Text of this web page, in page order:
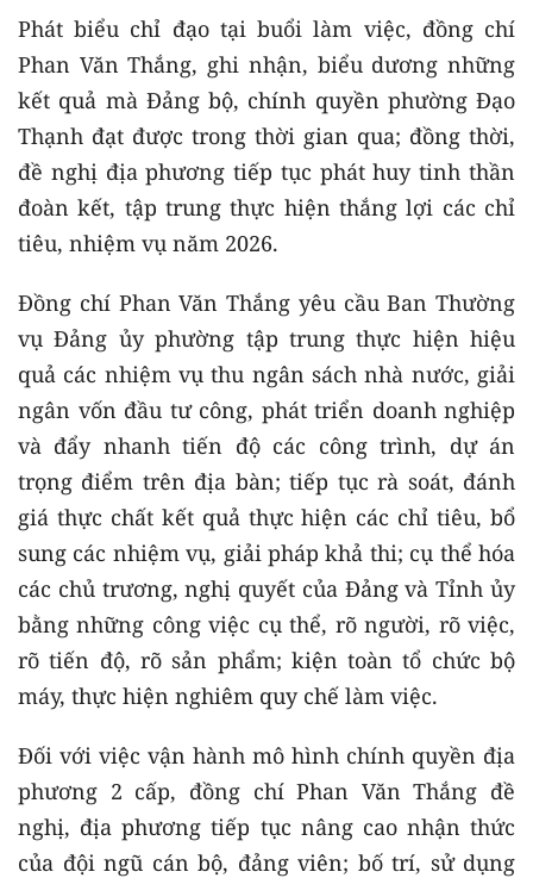
Phát biểu chỉ đạo tại buổi làm việc, đồng chí
Phan Văn Thắng, ghi nhận, biểu dương những
kết quả mà Đảng bộ, chính quyền phường Đạo
Thạnh đạt được trong thời gian qua; đồng thời,
đề nghị địa phương tiếp tục phát huy tinh thần
đoàn kết, tập trung thực hiện thắng lợi các chỉ
tiêu, nhiệm vụ năm 2026.
Đồng chí Phan Văn Thắng yêu cầu Ban Thường
vụ Đảng ủy phường tập trung thực hiện hiệu
quả các nhiệm vụ thu ngân sách nhà nước, giải
ngân vốn đầu tư công, phát triển doanh nghiệp
và đẩy nhanh tiến độ các công trình, dự án
trọng điểm trên địa bàn; tiếp tục rà soát, đánh
giá thực chất kết quả thực hiện các chỉ tiêu, bổ
sung các nhiệm vụ, giải pháp khả thi; cụ thể hóa
các chủ trương, nghị quyết của Đảng và Tỉnh ủy
bằng những công việc cụ thể, rõ người, rõ việc,
rõ tiến độ, rõ sản phẩm; kiện toàn tổ chức bộ
máy, thực hiện nghiêm quy chế làm việc.
Đối với việc vận hành mô hình chính quyền địa
phương 2 cấp, đồng chí Phan Văn Thắng đề
nghị, địa phương tiếp tục nâng cao nhận thức
của đội ngũ cán bộ, đảng viên; bố trí, sử dụng